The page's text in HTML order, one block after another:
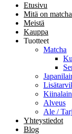
Etusivu
Mitä on
Meistä
Kauppa
Tuotteet
Matcha
Alveus
Ale /
Yhteystiedot
Blog